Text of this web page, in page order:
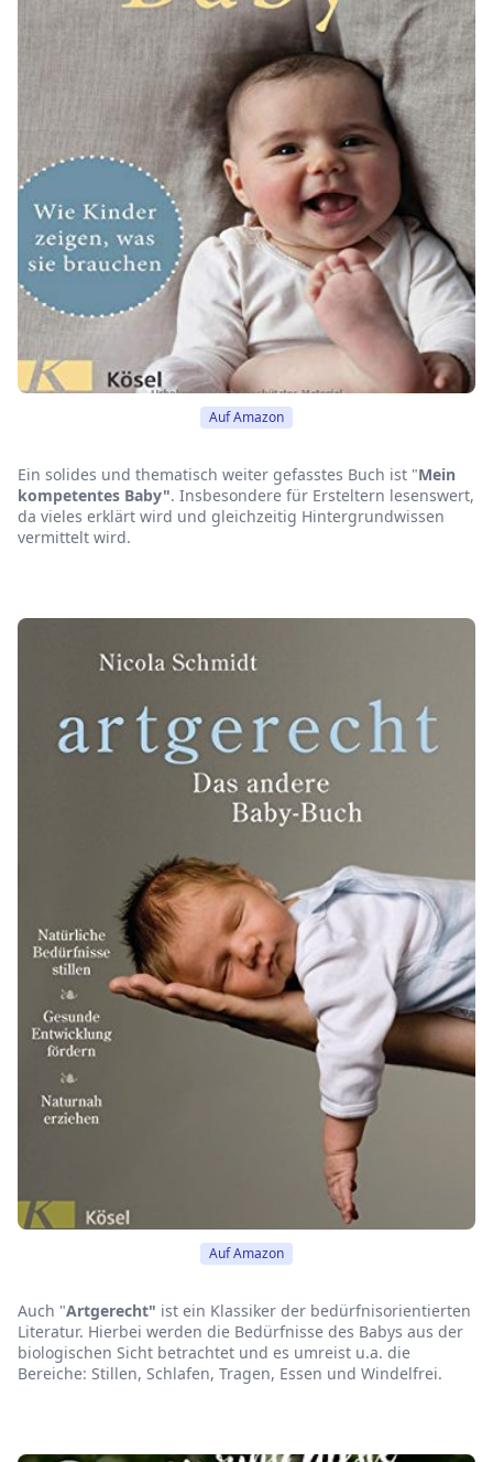
Ein solides und thematisch weiter gefasstes Buch ist "Mein
kompetentes Baby". Insbesondere für Ersteltern lesenswert,
da vieles erklärt wird und gleichzeitig Hintergrundwissen
vermittelt wird.
Auf Amazon
Auch "Artgerecht" ist ein Klassiker der bedürfnisorientierten
Literatur. Hierbei werden die Bedürfnisse des Babys aus der
biologischen Sicht betrachtet und es umreist u.a. die
Bereiche: Stillen, Schlafen, Tragen, Essen und Windelfrei.
Auf Amazon